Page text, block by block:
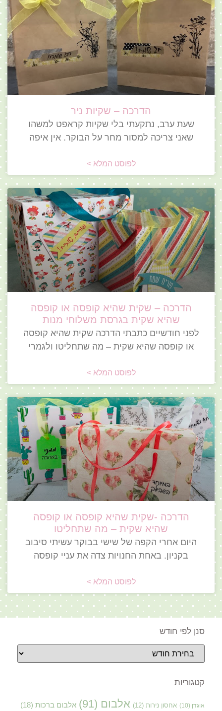
הדרכה – שקיות ניר
שעת ערב, נתקעתי בלי שקיות קראפט למשהו
שאני צריכה למסור מחר על הבוקר. אין איפה
לפוסט המלא >
הדרכה – שקית שהיא קופסה או קופסה
שהיא שקית בגרסת משלוחי מנות
לפני חודשיים כתבתי הדרכה שקית שהיא קופסה
או קופסה שהיא שקית – מה שתחליטו ולגמרי
לפוסט המלא >
הדרכה -שקית שהיא קופסה או קופסה
שהיא שקית – מה שתחליטו
היום אחרי הקפה של שישי בבוקר עשיתי סיבוב
בקניון. באחת החנויות צדה את עניי קופסה
לפוסט המלא >
סנן לפי חודש
קטגוריות
אוגדן (10) אחסון נירות (12) אלבום (91) אלבום ברכות (18)